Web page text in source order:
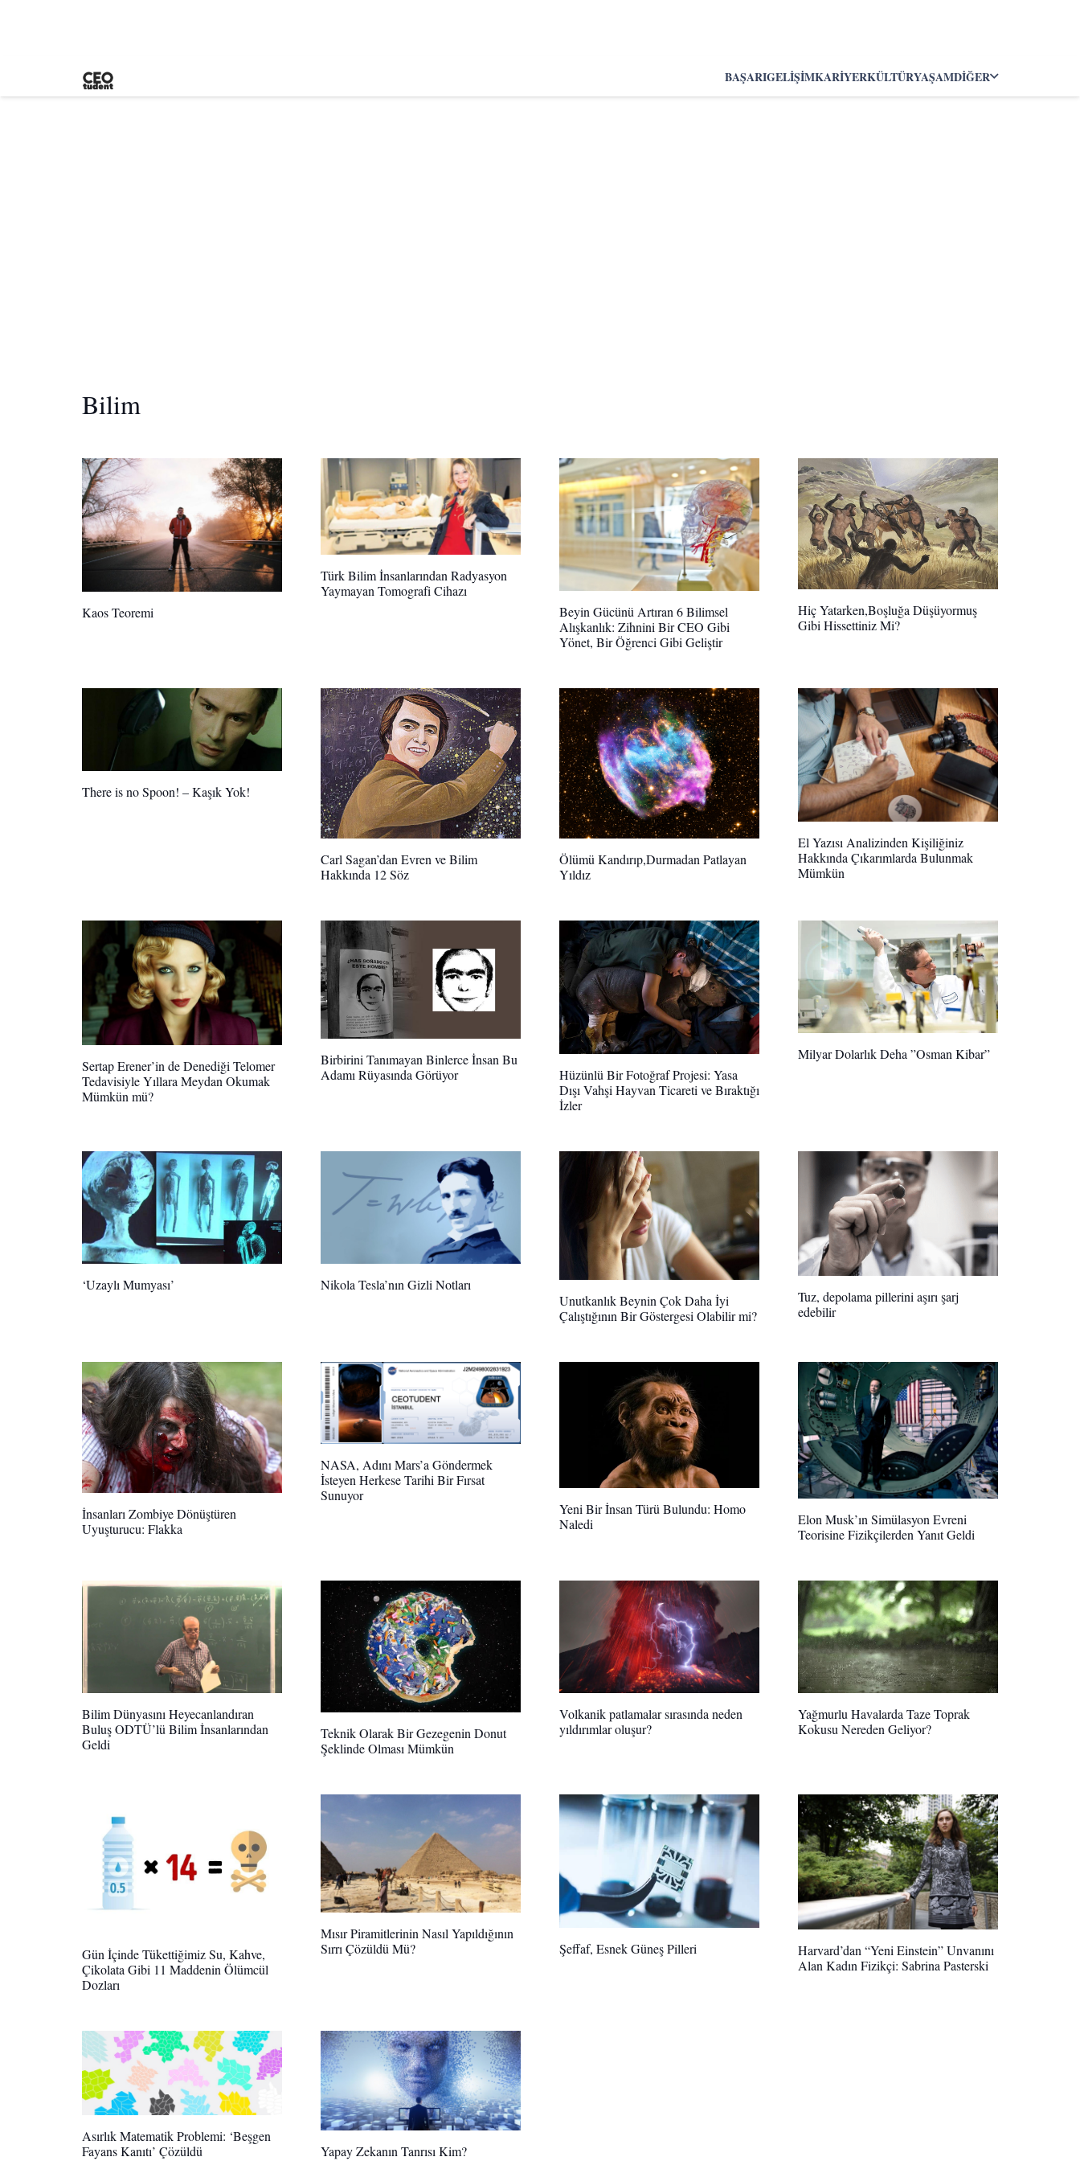
BAŞARIGELIŞIMKARIYERKÜLTÜRYAŞAMDIĞER
Bilim
Kaos Teoremi
Türk Bilim İnsanlarından Radyasyon
Yaymayan Tomografi Cihazı
Beyin Gücünü Artıran 6 Bilimsel
Alışkanlık: Zihnini Bir CEO Gibi
Yönet, Bir Öğrenci Gibi Geliştir
Hiç Yatarken,Boşluğa Düşüyormuş
Gibi Hissettiniz Mi?
There is no Spoon! – Kaşık Yok!
Carl Sagan’dan Evren ve Bilim
Hakkında 12 Söz
Ölümü Kandırıp,Durmadan Patlayan
Yıldız
El Yazısı Analizinden Kişiliğiniz
Hakkında Çıkarımlarda Bulunmak
Mümkün
Sertap Erener’in de Denediği Telomer
Tedavisiyle Yıllara Meydan Okumak
Mümkün mü?
Birbirini Tanımayan Binlerce İnsan Bu
Adamı Rüyasında Görüyor
Hüzünlü Bir Fotoğraf Projesi: Yasa
Dışı Vahşi Hayvan Ticareti ve Bıraktığı
İzler
Milyar Dolarlık Deha ”Osman Kibar”
‘Uzaylı Mumyası’
Nikola Tesla’nın Gizli Notları
Unutkanlık Beynin Çok Daha İyi
Çalıştığının Bir Göstergesi Olabilir mi?
Tuz, depolama pillerini aşırı şarj
edebilir
İnsanları Zombiye Dönüştüren
Uyuşturucu: Flakka
NASA, Adını Mars’a Göndermek
İsteyen Herkese Tarihi Bir Fırsat
Sunuyor
Yeni Bir İnsan Türü Bulundu: Homo
Naledi
Elon Musk’ın Simülasyon Evreni
Teorisine Fizikçilerden Yanıt Geldi
Bilim Dünyasını Heyecanlandıran
Buluş ODTÜ’lü Bilim İnsanlarından
Geldi
Teknik Olarak Bir Gezegenin Donut
Şeklinde Olması Mümkün
Volkanik patlamalar sırasında neden
yıldırımlar oluşur?
Yağmurlu Havalarda Taze Toprak
Kokusu Nereden Geliyor?
Gün İçinde Tükettiğimiz Su, Kahve,
Çikolata Gibi 11 Maddenin Ölümcül
Dozları
Mısır Piramitlerinin Nasıl Yapıldığının
Sırrı Çözüldü Mü?
Şeffaf, Esnek Güneş Pilleri
Harvard’dan “Yeni Einstein” Unvanını
Alan Kadın Fizikçi: Sabrina Pasterski
Asırlık Matematik Problemi: ‘Beşgen
Fayans Kanıtı’ Çözüldü
Yapay Zekanın Tanrısı Kim?